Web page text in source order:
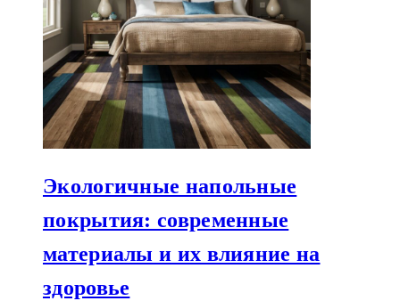
Экологичные напольные
покрытия: современные
материалы и их влияние на
здоровье